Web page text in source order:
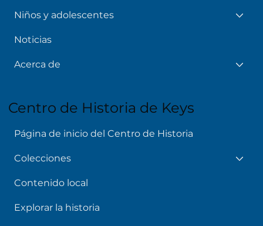
Niños y adolescentes
Noticias
Acerca de
Centro de Historia de Keys
Página de inicio del Centro de Historia
Colecciones
Contenido local
Explorar la historia